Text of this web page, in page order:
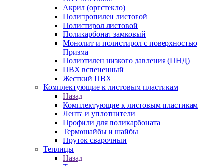
Акрил (оргстекло)
Полипропилен листовой
Полистирол листовой
Поликарбонат замковый
Монолит и полистирол с поверхностью
Призма
Полиэтилен низкого давления (ПНД)
ПВХ вспененный
Жесткий ПВХ
Комплектующие к листовым пластикам
Назад
Комплектующие к листовым пластикам
Лента и уплотнители
Профили для поликарбоната
Термошайбы и шайбы
Пруток сварочный
Теплицы
Назад